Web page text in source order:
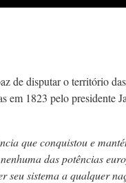
de disputar o território
em 1823 pelo presidente
que conquistou e
das potências
seu sistema a qualquer